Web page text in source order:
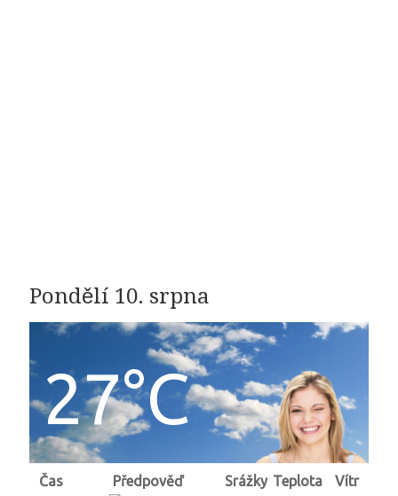
Pondělí 10. srpna
27°C
Čas Předpověď Srážky Teplota
Vítr